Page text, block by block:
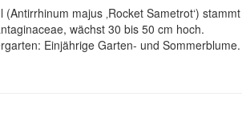
majus ‚Rocket Sametrot‘) stammt
wächst 30 bis 50 cm hoch.
Einjährige Garten- und Sommerblume.